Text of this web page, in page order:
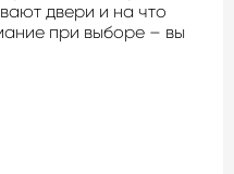
двери и на что
при выборе – вы